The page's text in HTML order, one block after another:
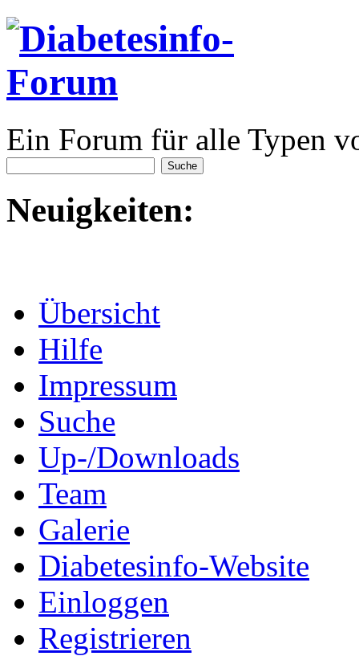
Ein Forum für alle Typen
Neuigkeiten:
Übersicht
Hilfe
Impressum
Suche
Up-/Downloads
Team
Galerie
Diabetesinfo-Website
Einloggen
Registrieren